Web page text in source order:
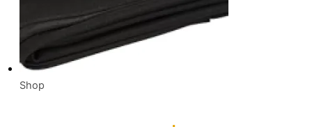
Shop